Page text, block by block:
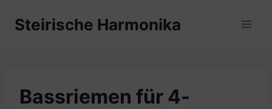
InhaltSteirische Harmonika
Bassriemen für 4-